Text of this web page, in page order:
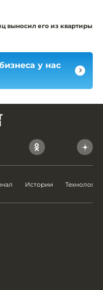
выносил его из квартиры
у нас
Истории Технологии